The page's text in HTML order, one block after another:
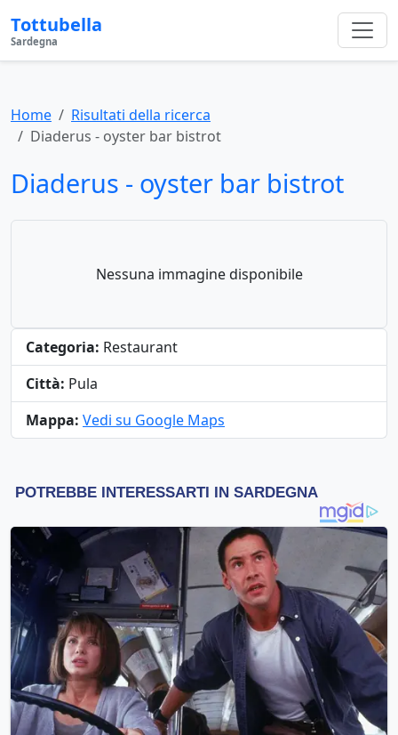
Tottubella
Sardegna
Home
Risultati della ricerca
Diaderus - oyster bar bistrot
Diaderus - oyster bar bistrot
Nessuna immagine disponibile
Categoria: Restaurant
Città: Pula
Mappa: Vedi su Google Maps